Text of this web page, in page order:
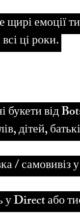
щирі емоції
ці роки.
букети від
дітей,
/ самовивіз
Direct або